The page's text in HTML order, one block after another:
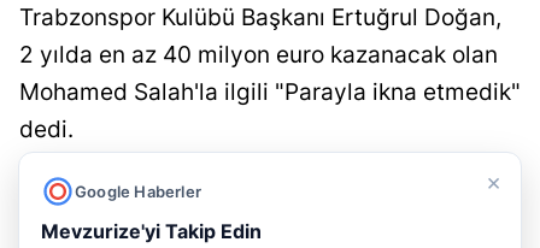
×
Google Haberler
Mevzurize'yi Takip Edin
Trabzonspor Kulübü Başkanı Ertuğrul Doğan,
2 yılda en az 40 milyon euro kazanacak olan
Mohamed Salah'la ilgili "Parayla ikna etmedik"
dedi.
Doğancan İlek